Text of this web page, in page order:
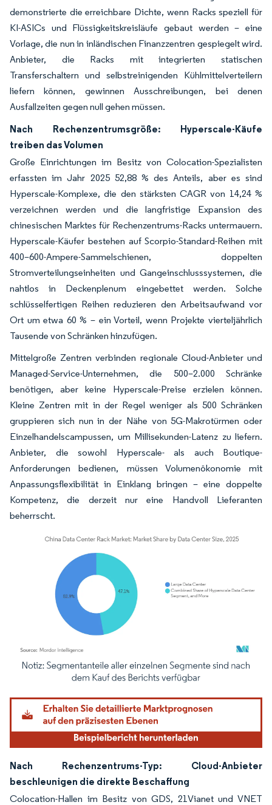
demonstrierte die erreichbare Dichte, wenn Racks speziell für
KI-ASICs und Flüssigkeitskreisläufe gebaut werden – eine
Vorlage, die nun in inländischen Finanzzentren gespiegelt wird.
Anbieter, die Racks mit integrierten statischen
Transferschaltern und selbstreinigenden Kühlmittelverteilern
liefern können, gewinnen Ausschreibungen, bei denen
Ausfallzeiten gegen null gehen müssen.
Nach Rechenzentrumsgröße: Hyperscale-Käufe
treiben das Volumen
Große Einrichtungen im Besitz von Colocation-Spezialisten
erfassten im Jahr 2025 52,88 % des Anteils, aber es sind
Hyperscale-Komplexe, die den stärksten CAGR von 14,24 %
verzeichnen werden und die langfristige Expansion des
chinesischen Marktes für Rechenzentrums-Racks untermauern.
Hyperscale-Käufer bestehen auf Scorpio-Standard-Reihen mit
400–600-Ampere-Sammelschienen, doppelten
Stromverteilungseinheiten und Gangeinschlusssystemen, die
nahtlos in Deckenplenum eingebettet werden. Solche
schlüsselfertigen Reihen reduzieren den Arbeitsaufwand vor
Ort um etwa 60 % – ein Vorteil, wenn Projekte vierteljährlich
Tausende von Schränken hinzufügen.
Mittelgroße Zentren verbinden regionale Cloud-Anbieter und
Managed-Service-Unternehmen, die 500–2.000 Schränke
benötigen, aber keine Hyperscale-Preise erzielen können.
Kleine Zentren mit in der Regel weniger als 500 Schränken
gruppieren sich nun in der Nähe von 5G-Makrotürmen oder
Einzelhandelscampussen, um Millisekunden-Latenz zu liefern.
Anbieter, die sowohl Hyperscale- als auch Boutique-
Anforderungen bedienen, müssen Volumenökonomie mit
Anpassungsflexibilität in Einklang bringen – eine doppelte
Kompetenz, die derzeit nur eine Handvoll Lieferanten
beherrscht.
Bild © Mordor Intelligence. Wiederverwendung erfordert Namensnennung
Nach Rechenzentrums-Typ: Cloud-Anbieter
beschleunigen die direkte Beschaffung
Colocation-Hallen im Besitz von GDS, 21Vianet und VNET